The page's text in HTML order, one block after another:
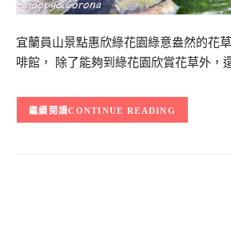
宜蘭員山景點惠欣綠花園綠意盎然的花
啡館， 除了能夠到綠花園欣賞花草外
CONTINUE READING